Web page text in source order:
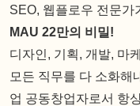
SEO, 웹플로우 전문가
MAU 22만의 비밀!
디자인, 기획, 개발, 마
모든 직무를 다 소화해
업 공동창업자로서 항